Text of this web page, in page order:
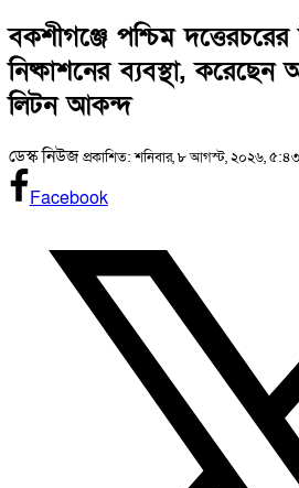
বকশীগঞ্জে পশ্চিম দত্তেরচরের
নিষ্কাশনের ব্যবস্থা,
লিটন আকন্দ
ডেস্ক নিউজপ্রকাশিত: শনিবার, ৮ আগস্ট, ২০২৬,
Facebook